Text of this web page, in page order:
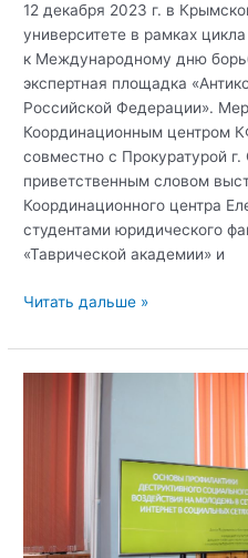
12 декабря 2023 г. в
университете в рамках
к Международному дню
экспертная площадка
Российской Федерации».
Координационным центром
совместно с Прокуратурой
приветственным словом
Координационного центра
студентами юридического
«Таврической академии» и
В
федеральном
университете
приуроченная
дню
Читать дальше »